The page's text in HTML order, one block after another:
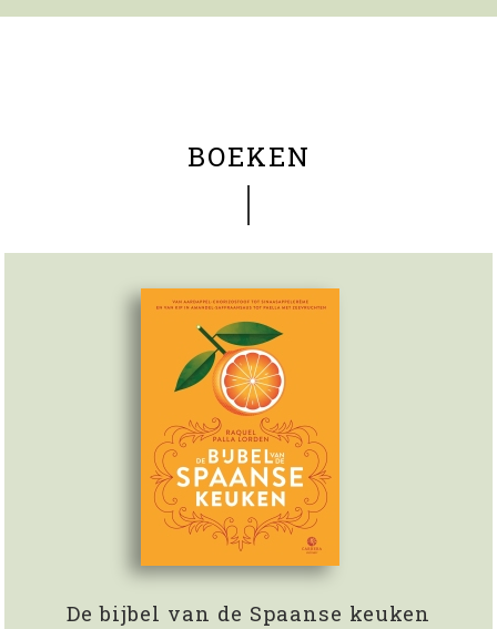
BOEKEN
De bijbel van de Spaanse keuken